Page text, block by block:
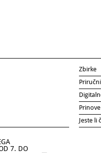
7. DO
Zbirke
Jeste li